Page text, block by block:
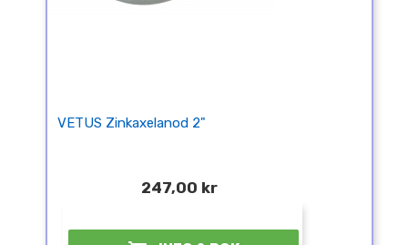
VETUS Zinkaxelanod 2"
247,00 kr